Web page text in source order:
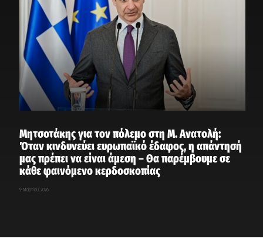
Μητσοτάκης για τον πόλεμο στη Μ. Ανατολή:
Όταν κινδυνεύει ευρωπαϊκό έδαφος, η απάντησή
μας πρέπει να είναι άμεση – Θα παρέμβουμε σε
κάθε φαινόμενο κερδοσκοπίας
9 Μαρτίου, 2026